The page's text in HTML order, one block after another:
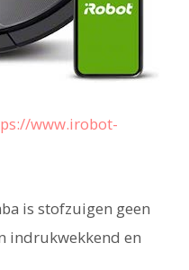
www.irobot-
is stofzuigen geen
indrukwekkend en